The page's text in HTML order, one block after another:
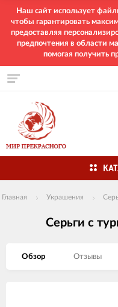
Наш сайт использует
чтобы гарантировать
предоставляя
предпочтения в области
помогая получить
Главная Украшения
Серьги с
Обзор Отзывы